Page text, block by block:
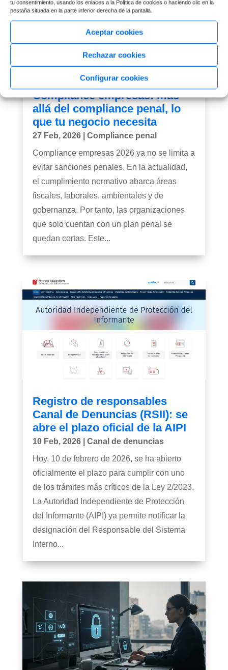
tu consentimiento, usando los enlaces a la Política de cookies o haciendo clic en la
pestaña situada en la parte inferior derecha de la pantalla.
Aceptar cookies
Rechazar cookies
Configurar cookies
Compliance empresas: más
allá del compliance penal, lo
que tu negocio necesita
27 Feb, 2026| Compliance penal
Compliance empresas 2026 ya no se limita a
evitar sanciones penales. En la actualidad,
el cumplimiento normativo abarca áreas
fiscales, laborales, ambientales y de
gobernanza. Por tanto, las organizaciones
que solo cuentan con un plan penal se
quedan cortas. Este...
Registro de responsables
Canal de Denuncias (RSII): se
abre el plazo oficial de la AIPI
10 Feb, 2026| Canal de denuncias
Hoy, 10 de febrero de 2026, se ha abierto
oficialmente el plazo para cumplir con uno
de los trámites más críticos de la Ley 2/2023.
La Autoridad Independiente de Protección
del Informante (AIPI) ya permite notificar la
designación del Responsable del Sistema
Interno...